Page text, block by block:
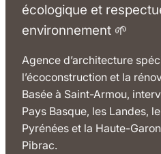
écologique et
environnement 🌱
Agence d’architecture
l’écoconstruction et la
Basée à Saint-Armou,
Pays Basque, les Landes,
Pyrénées et la Haute-
Pibrac.